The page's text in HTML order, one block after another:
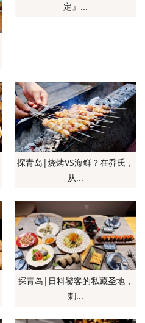
定』...
探青岛|烧烤VS海鲜？在乔氏，
从...
探青岛|日料饕客的私藏圣地，
刺...